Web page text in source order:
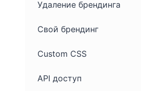
Удаление брендинга
Свой брендинг
Custom CSS
API доступ